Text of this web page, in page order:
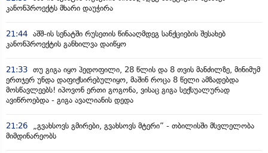
კანონპროექტს მხარი დაუჭირა
21:44 აშშ-ის სენატში რუსეთის წინააღმდეგ სანქციების შესახებ
კანონპროექტის განხილვა დაიწყო
21:33 თუ გიგა იყო პედოფილი, 28 წლის და 8 თვის მანძილზე, მინიმუმ
ერთჯერ უნდა დაფიქსირებულიყო, მაშინ როცა 8 წელი ამზადებდა
მოსწავლეებს! იპოვონ ერთი გოგონა, ვისაც გიგა სექსუალურად
ავიწროებდა - გიგა ავალიანის დედა
21:26
„გვახსოვს გმირები, გვახსოვს მტერი” - თბილისში მსვლელობა
მიმდინარეობს